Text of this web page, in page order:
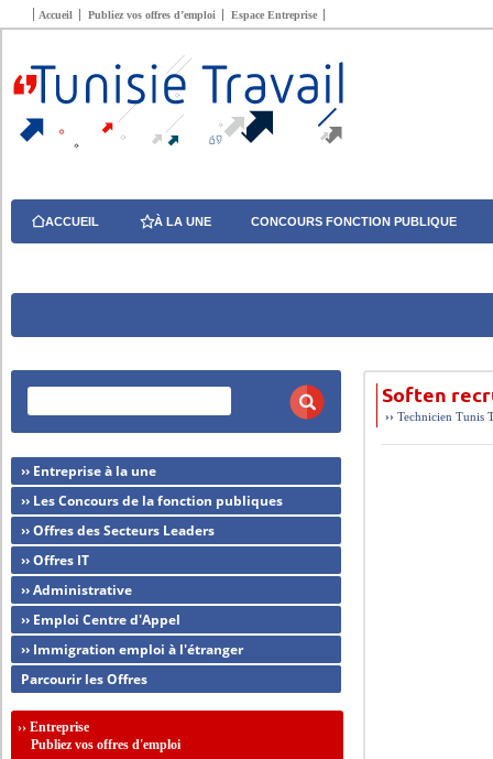
Accueil Publiez vos offres d’emploi Espace Entreprise
ACCUEIL À LA UNE CONCOURS FONCTION PUBLIQUE
Soften
››Technicien Tunis
›› Entreprise à la une
›› Les Concours de la fonction publiques
›› Offres des Secteurs Leaders
›› Offres IT
›› Administrative
›› Emploi Centre d'Appel
›› Immigration emploi à l'étranger
Parcourir les Offres
››Entreprise
Publiez vos offres d'emploi